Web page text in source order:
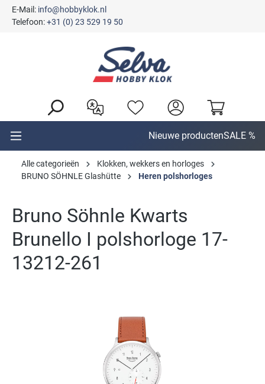
E-Mail: info@hobbyklok.nl
Telefoon:+31 (0) 23 529 19 50
Nieuwe productenSALE %
Alle categorieën
Klokken, wekkers en horloges
BRUNO SÖHNLE Glashütte
Heren polshorloges
Bruno Söhnle Kwarts
Brunello I polshorloge 17-
13212-261